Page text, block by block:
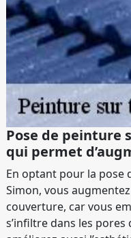
Pose de peinture
qui permet
En optant pour la pose
Simon, vous
couverture, car vous
s’infiltre dans les